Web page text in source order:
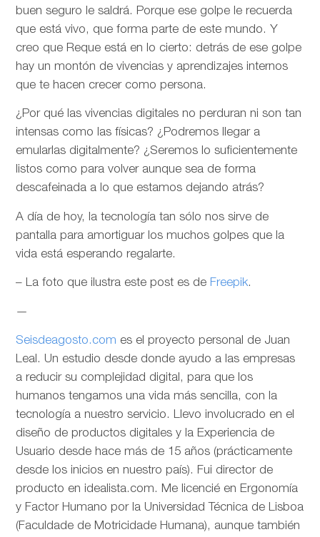
buen seguro le saldrá. Porque ese golpe le recuerda
que está vivo, que forma parte de este mundo. Y
creo que Reque está en lo cierto: detrás de ese golpe
hay un montón de vivencias y aprendizajes internos
que te hacen crecer como persona.
¿Por qué las vivencias digitales no perduran ni son tan
intensas como las físicas? ¿Podremos llegar a
emularlas digitalmente? ¿Seremos lo suficientemente
listos como para volver aunque sea de forma
descafeinada a lo que estamos dejando atrás?
A día de hoy, la tecnología tan sólo nos sirve de
pantalla para amortiguar los muchos golpes que la
vida está esperando regalarte.
– La foto que ilustra este post es de Freepik.
—
Seisdeagosto.com es el proyecto personal de Juan
Leal. Un estudio desde donde ayudo a las empresas
a reducir su complejidad digital, para que los
humanos tengamos una vida más sencilla, con la
tecnología a nuestro servicio. Llevo involucrado en el
diseño de productos digitales y la Experiencia de
Usuario desde hace más de 15 años (prácticamente
desde los inicios en nuestro país). Fui director de
producto en idealista.com. Me licencié en Ergonomía
y Factor Humano por la Universidad Técnica de Lisboa
(Faculdade de Motricidade Humana), aunque también